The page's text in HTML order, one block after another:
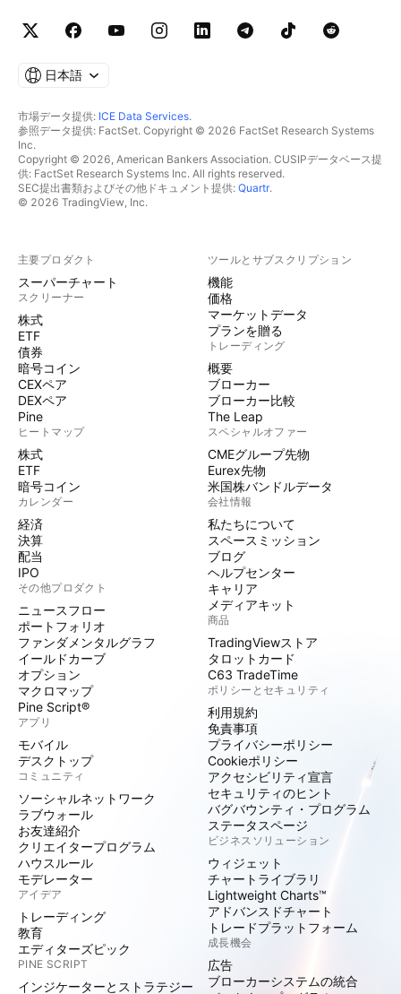
日本語
市場データ提供: ICE Data Services.
参照データ提供: FactSet. Copyright © 2026 FactSet Research Systems
Inc.
Copyright © 2026, American Bankers Association. CUSIPデータベース提
供: FactSet Research Systems Inc. All rights reserved.
SEC提出書類およびその他ドキュメント提供: Quartr.
© 2026 TradingView, Inc.
主要プロダクト
スーパーチャート
スクリーナー
株式
ETF
債券
暗号コイン
CEXペア
DEXペア
Pine
ヒートマップ
株式
ETF
暗号コイン
カレンダー
経済
決算
配当
IPO
その他プロダクト
ニュースフロー
ポートフォリオ
ファンダメンタルグラフ
イールドカーブ
オプション
マクロマップ
Pine Script®
アプリ
モバイル
デスクトップ
コミュニティ
ソーシャルネットワーク
ラブウォール
お友達紹介
クリエイタープログラム
ハウスルール
モデレーター
アイデア
トレーディング
教育
エディターズピック
PINE SCRIPT
インジケーターとストラテジー
ツールとサブスクリプション
機能
価格
マーケットデータ
プランを贈る
トレーディング
概要
ブローカー
ブローカー比較
The Leap
スペシャルオファー
CMEグループ先物
Eurex先物
米国株バンドルデータ
会社情報
私たちについて
スペースミッション
ブログ
ヘルプセンター
キャリア
メディアキット
商品
TradingViewストア
タロットカード
C63 TradeTime
ポリシーとセキュリティ
利用規約
免責事項
プライバシーポリシー
Cookieポリシー
アクセシビリティ宣言
セキュリティのヒント
バグバウンティ・プログラム
ステータスページ
ビジネスソリューション
ウィジェット
チャートライブラリ
Lightweight Charts™
アドバンスドチャート
トレードプラットフォーム
成長機会
広告
ブローカーシステムの統合